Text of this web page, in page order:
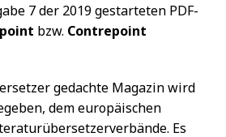
7 der 2019 gestarteten PDF-
bzw. Contrepoint
gedachte Magazin wird
dem europäischen
Es